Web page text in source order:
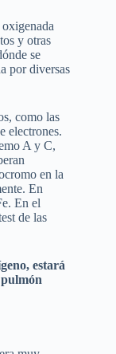
y otras
se
por diversas
como las
electrones.
A y C,
en la
En
En el
de las
estará